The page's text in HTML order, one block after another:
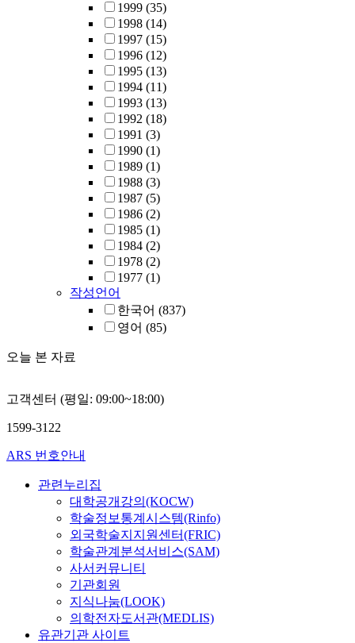
1999 (35)
1998 (14)
1997 (15)
1996 (12)
1995 (13)
1994 (11)
1993 (13)
1992 (18)
1991 (3)
1990 (1)
1989 (1)
1988 (3)
1987 (5)
1986 (2)
1985 (1)
1984 (2)
1978 (2)
1977 (1)
작성언어
한국어 (837)
영어 (85)
오늘 본 자료
고객센터 (평일: 09:00~18:00)
1599-3122
ARS 번호안내
관련누리집
대학공개강의(KOCW)
학술정보통계시스템(Rinfo)
외국학술지지원센터(FRIC)
학술관계분석서비스(SAM)
사서커뮤니티
기관회원
지식나눔(LOOK)
의학전자도서관(MEDLIS)
유관기관 사이트